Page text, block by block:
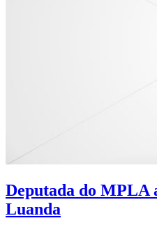
Deputada do MPLA
Luanda